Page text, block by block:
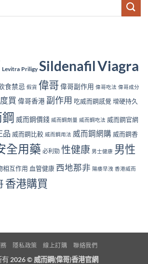
Levitra Priligy SildenafilViagra
食禁忌 假貨 偉哥偉哥副作用 偉哥吃法 偉哥成分
買 偉哥香港 副作用 吃威而鋼感覺 增硬持久
威而鋼價錢 威而鋼劑量 威而鋼吃法 威而鋼官網
品 威而鋼比較 威而鋼用法 威而鋼網購 威而鋼香
全用藥 必利勁 性健康 男士健康 男性
相互作用 血管健康 西地那非 陽痿早洩 香港威而
香港購買
隱私政策 線上訂購 聯絡我們
有 2026 © 威而鋼(偉哥)香港官網